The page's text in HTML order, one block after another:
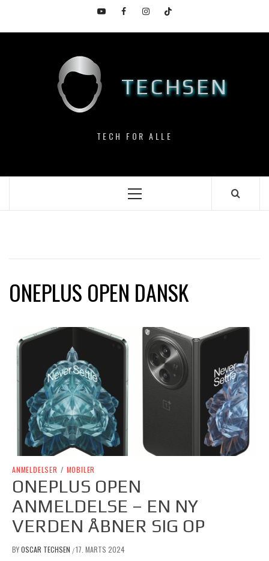
content
YouTubeFacebookInstagramTikTok
TECHSEN
TECH FOR ALLE
Primary
ONEPLUS OPEN DANSK
ANMELDELSER / MOBILER
ONEPLUS OPEN
ANMELDELSE – EN NY
VERDEN ÅBNER SIG OP
BYOSCAR TECHSEN /17. MARTS 2024